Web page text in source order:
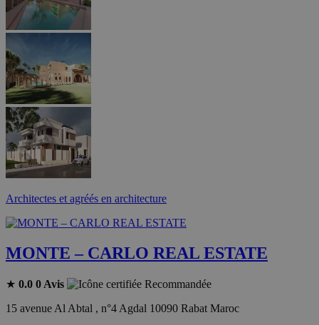
Architectes et agréés en architecture
MONTE – CARLO REAL ESTATE
★ 0.0 0 Avis
Recommandée
15 avenue Al Abtal , n°4 Agdal 10090 Rabat Maroc